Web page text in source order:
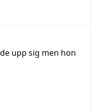
upp sig men hon